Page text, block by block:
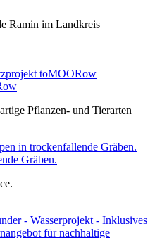
Ramin im Landkreis
Pflanzen- und Tierarten
Gräben.